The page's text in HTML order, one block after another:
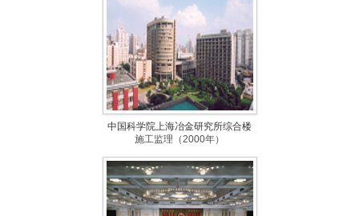
中国科学院上海冶金研究所综合楼
施工监理（2000年）